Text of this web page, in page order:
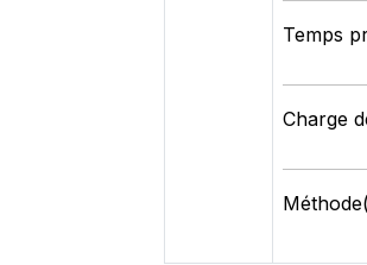
Temps
Charge